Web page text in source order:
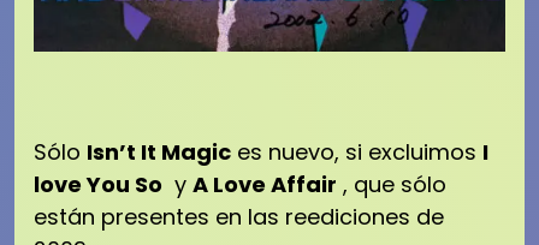
Sólo Isn’t It Magic es nuevo, si excluimos I
love You So y A Love Affair , que sólo
están presentes en las reediciones de